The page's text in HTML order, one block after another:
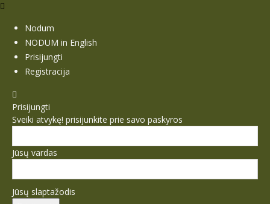
Nodum
NODUM in English
Prisijungti
Registracija
Prisijungti
Sveiki atvykę! prisijunkite prie savo paskyros
Jūsų vardas
Jūsų slaptažodis